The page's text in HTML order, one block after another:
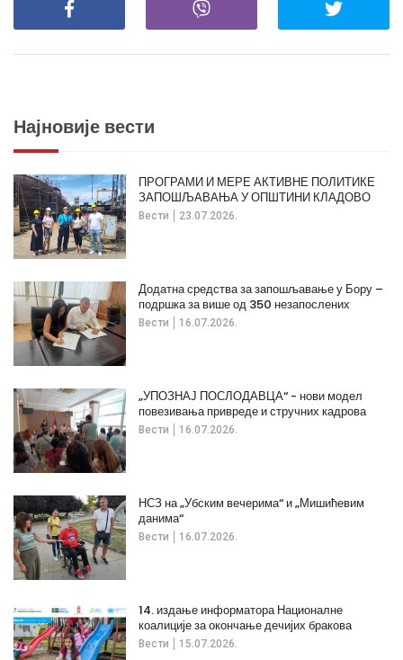
Најновије вести
Вести 23.07.2026.
ПРОГРАМИ И МЕРЕ АКТИВНЕ ПОЛИТИКЕ
ЗАПОШЉАВАЊА У ОПШТИНИ КЛАДОВО
Вести 16.07.2026.
Додатна средства за запошљавање у Бору –
подршка за више од 350 незапослених
Вести 16.07.2026.
„УПОЗНАЈ ПОСЛОДАВЦА“ - нови модел
повезивања привреде и стручних кадрова
Вести 16.07.2026.
НСЗ на „Убским вечерима“ и „Мишићевим
данима“
Вести 15.07.2026.
14. издање информатора Националне
коалиције за окончање дечијих бракова